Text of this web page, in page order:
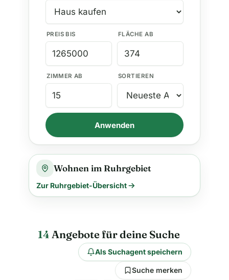
PREIS BIS FLÄCHE AB
ZIMMER AB SORTIEREN
Anwenden
Wohnen im Ruhrgebiet
Zur Ruhrgebiet-Übersicht
14 Angebote für deine Suche
Als Suchagent speichern
Suche merken